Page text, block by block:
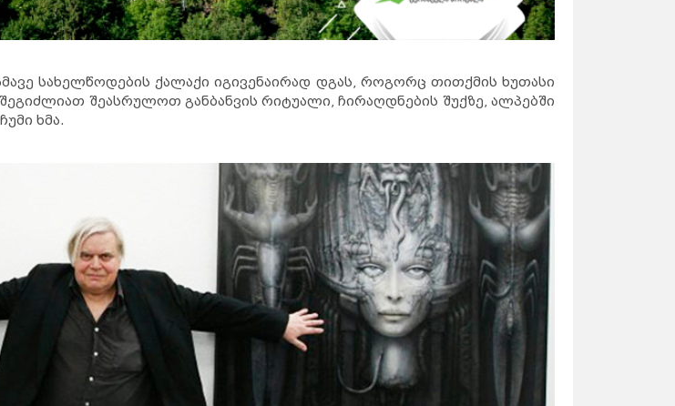
სახელწოდების ქალაქი იგივენაირად დგას, როგორც თითქმის ხუთასი
შეასრულოთ განბანვის რიტუალი, ჩირაღდნების შუქზე, ალპებში
ხმა.